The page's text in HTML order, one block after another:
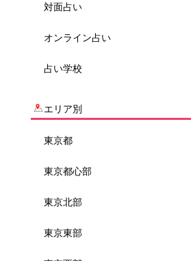
対面占い
オンライン占い
占い学校
エリア別
東京都
東京都心部
東京北部
東京東部